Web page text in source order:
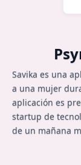
Savika es una
a una mujer
aplicación es
startup de
de un mañana